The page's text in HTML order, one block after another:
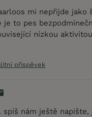
mi nepřijde jako
je to pes
nízkou
příspěvek
spíš nám ještě